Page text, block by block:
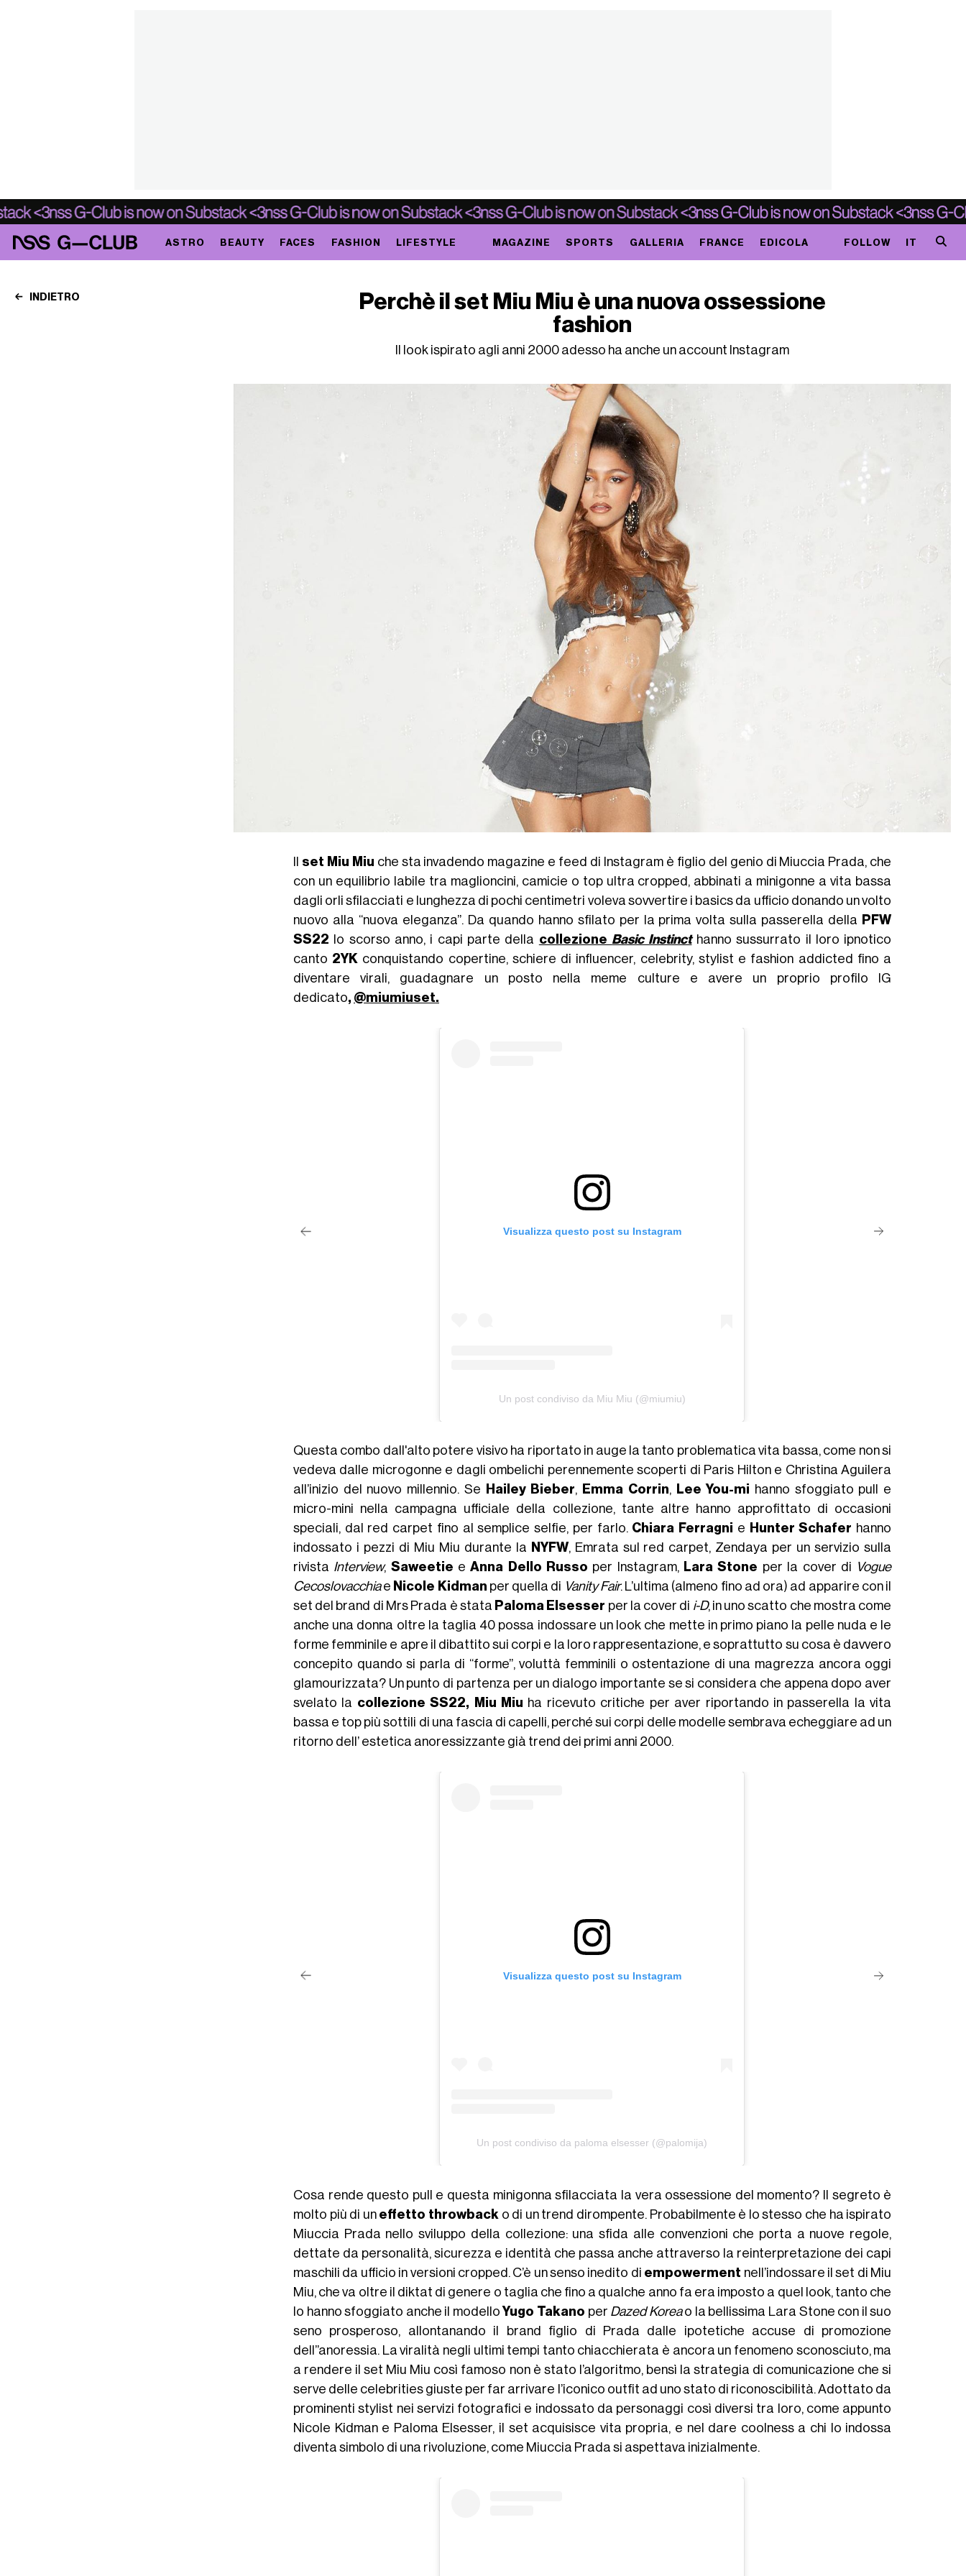
ASTRO BEAUTY FACES FASHION LIFESTYLE MAGAZINE SPORTS GALLERIA FRANCE EDICOLA FOLLOW IT
INDIETRO
Perchè il set Miu Miu è una nuova ossessione
fashion
Il look ispirato agli anni 2000 adesso ha anche un account Instagram
set Miu Miu che sta invadendo magazine e feed di Instagram è figlio del genio di Miuccia Prada, che
con un equilibrio labile tra maglioncini, camicie o top ultra cropped, abbinati a minigonne a vita bassa
dagli orli sfilacciati e lunghezza di pochi centimetri voleva sovvertire i basics da ufficio donando un volto
nuovo alla “nuova eleganza”. Da quando hanno sfilato per la prima volta sulla passerella della
PFW
SS22
lo scorso anno, i capi parte della collezione Basic Instincthanno sussurrato il loro ipnotico
canto 2YK conquistando copertine, schiere di influencer, celebrity, stylist e fashion addicted fino a
diventare virali, guadagnare un posto nella meme culture e avere un proprio profilo IG
dedicato, @miumiuset.
Visualizza questo post su Instagram
Un post condiviso da Miu Miu (@miumiu)
Questa combo dall'alto potere visivo ha riportato in auge la tanto problematica vita bassa, come non si
vedeva dalle microgonne e dagli ombelichi perennemente scoperti di Paris Hilton e Christina Aguilera
all’inizio del nuovo millennio. Se
Hailey Bieber, Emma Corrin, Lee You-mi hanno sfoggiato pull e
micro-mini nella campagna ufficiale della collezione, tante altre hanno approfittato di occasioni
speciali, dal red carpet fino al semplice selfie, per farlo. Chiara Ferragni e Hunter Schafer hanno
indossato i pezzi di Miu Miu durante la
NYFW, Emrata sul red carpet, Zendaya per un servizio sulla
rivista Interview, Saweetie eAnna Dello Russo per Instagram, Lara Stone per la cover di Vogue
Cecoslovacchiae Nicole Kidman per quella di Vanity Fair. L’ultima (almeno fino ad ora) ad apparire con il
set del brand di Mrs Prada è stata Paloma Elsesser per la cover di i-D, in uno scatto che mostra come
anche una donna oltre la taglia 40 possa indossare un look che mette in primo piano la pelle nuda e le
forme femminile e apre il dibattito sui corpi e la loro rappresentazione, e soprattutto su cosa è davvero
concepito quando si parla di “forme”, voluttà femminili o ostentazione di una magrezza ancora oggi
glamourizzata? Un punto di partenza per un dialogo importante se si considera che appena dopo aver
svelato la collezione SS22, Miu Miu ha ricevuto critiche per aver riportando in passerella la vita
bassa e top più sottili di una fascia di capelli, perché sui corpi delle modelle sembrava echeggiare ad un
ritorno dell’ estetica anoressizzante già trend dei primi anni 2000.
Visualizza questo post su Instagram
Un post condiviso da paloma elsesser (@palomija)
Cosa rende questo pull e questa minigonna sfilacciata la vera ossessione del momento? Il segreto è
molto più di un effetto throwback o di un trend dirompente. Probabilmente è lo stesso che ha ispirato
Miuccia Prada nello sviluppo della collezione: una sfida alle convenzioni che porta a nuove regole,
dettate da personalità, sicurezza e identità che passa anche attraverso la reinterpretazione dei capi
maschili da ufficio in versioni cropped. C’è un senso inedito di empowerment nell’indossare il set di Miu
Miu, che va oltre il diktat di genere o taglia che fino a qualche anno fa era imposto a quel look, tanto che
lo hanno sfoggiato anche il modelloYugo Takano per Dazed Koreao la bellissima Lara Stone con il suo
seno prosperoso, allontanando il brand figlio di Prada dalle ipotetiche accuse di promozione
dell’’anoressia. La viralità negli ultimi tempi tanto chiacchierata è ancora un fenomeno sconosciuto, ma
a rendere il set Miu Miu così famoso non è stato l’algoritmo, bensì la strategia di comunicazione che si
serve delle celebrities giuste per far arrivare l’iconico outfit ad uno stato di riconoscibilità. Adottato da
prominenti stylist nei servizi fotografici e indossato da personaggi così diversi tra loro, come appunto
Nicole Kidman e Paloma Elsesser, il set acquisisce vita propria, e nel dare coolness a chi lo indossa
diventa simbolo di una rivoluzione, come Miuccia Prada si aspettava inizialmente.